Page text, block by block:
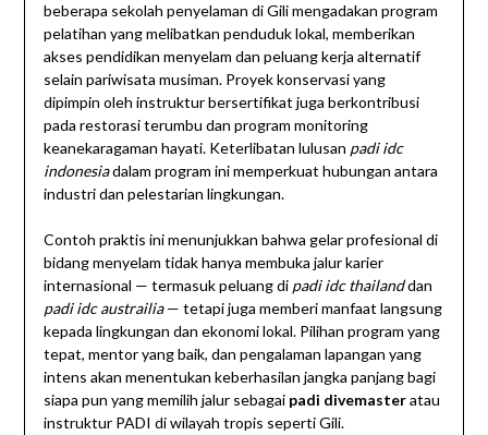
beberapa sekolah penyelaman di Gili mengadakan program
pelatihan yang melibatkan penduduk lokal, memberikan
akses pendidikan menyelam dan peluang kerja alternatif
selain pariwisata musiman. Proyek konservasi yang
dipimpin oleh instruktur bersertifikat juga berkontribusi
pada restorasi terumbu dan program monitoring
keanekaragaman hayati. Keterlibatan lulusan padi idc
indonesiadalam program ini memperkuat hubungan antara
industri dan pelestarian lingkungan.
Contoh praktis ini menunjukkan bahwa gelar profesional di
bidang menyelam tidak hanya membuka jalur karier
internasional — termasuk peluang di padi idc thailanddan
padi idc austrailia— tetapi juga memberi manfaat langsung
kepada lingkungan dan ekonomi lokal. Pilihan program yang
tepat, mentor yang baik, dan pengalaman lapangan yang
intens akan menentukan keberhasilan jangka panjang bagi
siapa pun yang memilih jalur sebagai padi divemasteratau
instruktur PADI di wilayah tropis seperti Gili.